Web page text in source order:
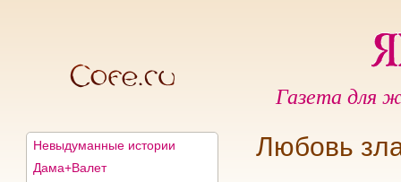
Газета для
Невыдуманные истории
Дама+Валет
Любовь